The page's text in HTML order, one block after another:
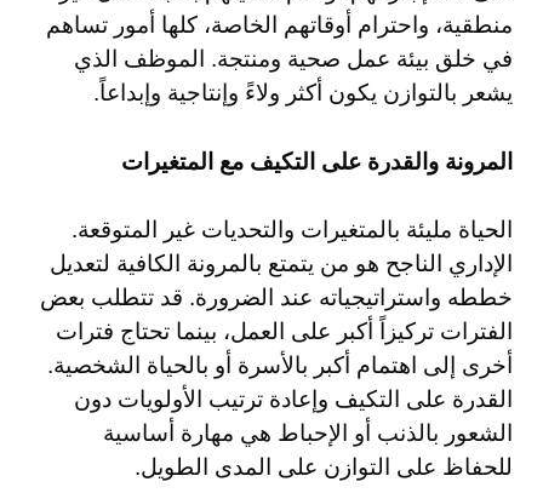
منطقية، واحترام أوقاتهم الخاصة، كلها أمور تساهم
في خلق بيئة عمل صحية ومنتجة. الموظف الذي
يشعر بالتوازن يكون أكثر ولاءً وإنتاجية وإبداعاً.
المرونة والقدرة على التكيف مع المتغيرات
الحياة مليئة بالمتغيرات والتحديات غير المتوقعة.
الإداري الناجح هو من يتمتع بالمرونة الكافية لتعديل
خططه واستراتيجياته عند الضرورة. قد تتطلب بعض
الفترات تركيزاً أكبر على العمل، بينما تحتاج فترات
أخرى إلى اهتمام أكبر بالأسرة أو بالحياة الشخصية.
القدرة على التكيف وإعادة ترتيب الأولويات دون
الشعور بالذنب أو الإحباط هي مهارة أساسية
للحفاظ على التوازن على المدى الطويل.